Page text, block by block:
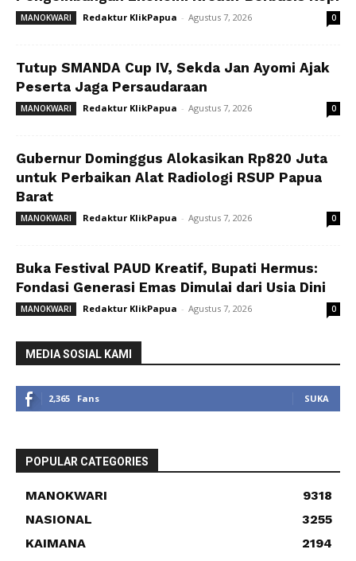
MANOKWARI Redaktur KlikPapua - Agustus 7, 2026 0
Tutup SMANDA Cup IV, Sekda Jan Ayomi Ajak
Peserta Jaga Persaudaraan
MANOKWARI Redaktur KlikPapua - Agustus 7, 2026 0
Gubernur Dominggus Alokasikan Rp820 Juta
untuk Perbaikan Alat Radiologi RSUP Papua
Barat
MANOKWARI Redaktur KlikPapua - Agustus 7, 2026 0
Buka Festival PAUD Kreatif, Bupati Hermus:
Fondasi Generasi Emas Dimulai dari Usia Dini
MANOKWARI Redaktur KlikPapua - Agustus 7, 2026 0
MEDIA SOSIAL KAMI
2,365 Fans SUKA
POPULAR CATEGORIES
MANOKWARI
9318
NASIONAL
3255
KAIMANA
2194